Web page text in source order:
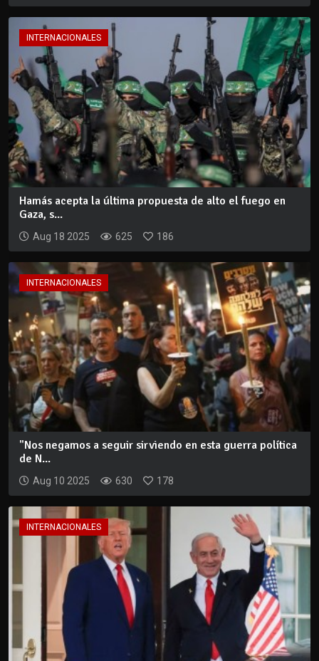
INTERNACIONALES
Hamás acepta la última propuesta de alto el fuego en
Gaza, s...
Aug 18 2025 625 186
INTERNACIONALES
"Nos negamos a seguir sirviendo en esta guerra política
de N...
Aug 10 2025 630 178
INTERNACIONALES